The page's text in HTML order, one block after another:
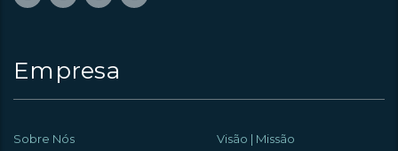
Empresa
Sobre Nós Visão | Missão